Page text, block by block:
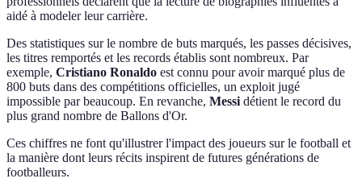
aidé à modeler leur carrière.
Des statistiques sur le nombre de buts marqués, les passes décisives,
les titres remportés et les records établis sont nombreux. Par
exemple, Cristiano Ronaldo est connu pour avoir marqué plus de
800 buts dans des compétitions officielles, un exploit jugé
impossible par beaucoup. En revanche, Messi détient le record du
plus grand nombre de Ballons d'Or.
Ces chiffres ne font qu'illustrer l'impact des joueurs sur le football et
la manière dont leurs récits inspirent de futures générations de
footballeurs.